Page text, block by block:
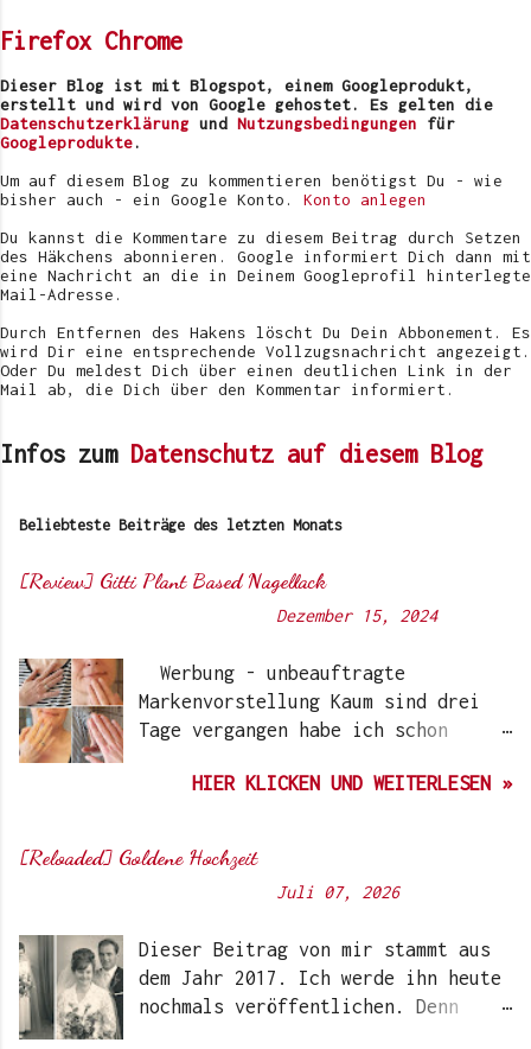
a
v
e
r
ö
f
e
t
l
i
c
e
n
Firefox Chrome
Dieser Blog ist mit Blogspot, einem Googleprodukt,
erstellt und wird von Google gehostet. Es gelten die
Datenschutzerklärung und Nutzungsbedingungen für
Googleprodukte.
Um auf diesem Blog zu kommentieren benötigst Du - wie
bisher auch - ein Google Konto. Konto anlegen
Du kannst die Kommentare zu diesem Beitrag durch Setzen
des Häkchens abonnieren. Google informiert Dich dann mit
eine Nachricht an die in Deinem Googleprofil hinterlegte
Mail-Adresse.
Durch Entfernen des Hakens löscht Du Dein Abbonement. Es
wird Dir eine entsprechende Vollzugsnachricht angezeigt.
Oder Du meldest Dich über einen deutlichen Link in der
Mail ab, die Dich über den Kommentar informiert.
Infos zum Datenschutz auf diesem Blog
Beliebteste Beiträge des letzten Monats
[Review] Gitti Plant Based Nagellack
Dezember 15, 2024
Werbung - unbeauftragte
Markenvorstellung Kaum sind drei
Tage vergangen habe ich schon
Euch. Aber nach 6 Monate, wo ich
durchwegs positives Ergebnis
vermelden. Die meisten dürften
Instagram kennen. Auch Ari hat auf
ihrem Blog schon darüber
berichtet. Ich selbst wurde das
HIER KLICKEN UND WEITERLESEN »
[Reloaded] Goldene Hochzeit
Juli 07, 2026
Dieser Beitrag von mir stammt aus
dem Jahr 2017. Ich werde ihn heute
nochmals veröffentlichen. Denn